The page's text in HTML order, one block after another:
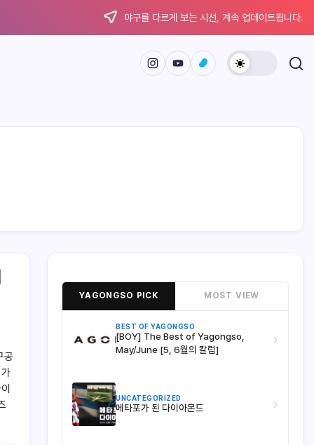
야구를 다르게 보는 시선, 계속 업데이트됩니다.
공
YAGONGSO PICK MOST VIEW
BEST OF YAGONGSO
[BOY] The Best of Yagongso,
May/June [5, 6월의 칼럼]
›
UNCATEGORIZED
메타포가 된 다이아몬드 ›